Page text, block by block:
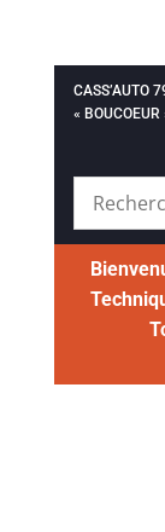
CASS’AUTO
«